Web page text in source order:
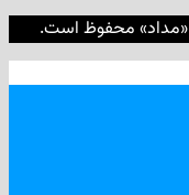
است.